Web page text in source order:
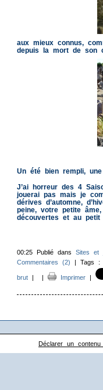
aux mieux connus,
depuis la mort de son
Un été bien rempli,
J’ai horreur des 4
jouerai pas mais je
dérives d’automne,
peine, votre petite
découvertes et au petit
00:25 Publié dans Sites et
Commentaires (2) | Tags
brut| Imprimer|
Déclarer un contenu